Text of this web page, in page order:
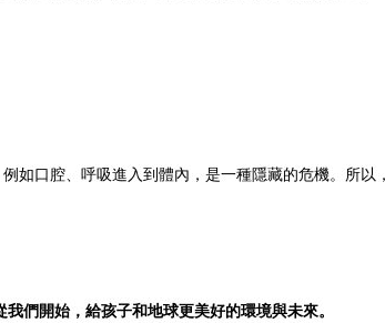
如口腔、呼吸進入到體內，是一種隱藏的危機。所以
們開始，給孩子和地球更美好的環境與未來。